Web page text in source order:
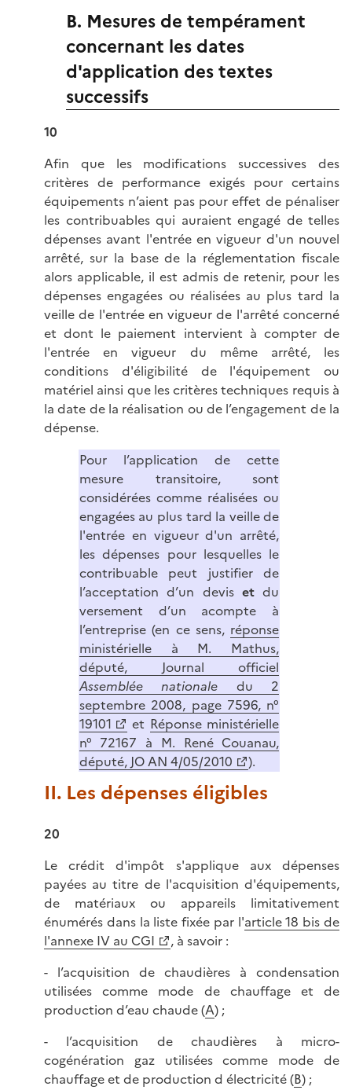
B. Mesures de tempérament
concernant les dates
d'application des textes
successifs
10
Afin que les modifications successives des
critères de performance exigés pour certains
équipements n’aient pas pour effet de pénaliser
les contribuables qui auraient engagé de telles
dépenses avant l'entrée en vigueur d'un nouvel
arrêté, sur la base de la réglementation fiscale
alors applicable, il est admis de retenir, pour les
dépenses engagées ou réalisées au plus tard la
veille de l'entrée en vigueur de l'arrêté concerné
et dont le paiement intervient à compter de
l'entrée en vigueur du même arrêté, les
conditions d'éligibilité de l'équipement ou
matériel ainsi que les critères techniques requis à
la date de la réalisation ou de l’engagement de la
dépense.
Pour l’application de cette
mesure transitoire, sont
considérées comme réalisées ou
engagées au plus tard la veille de
l'entrée en vigueur d'un arrêté,
les dépenses pour lesquelles le
contribuable peut justifier de
l’acceptation d’un devis etdu
versement d’un acompte à
l’entreprise (en ce sens, réponse
ministérielle à M. Mathus,
député, Journal officiel
Assemblée
nationale du 2
septembre 2008, page 7596, n°
19101
et Réponse ministérielle
n° 72167 à M. René Couanau,
député, JO AN 4/05/2010
).
II. Les dépenses éligibles
20
Le crédit d'impôt s'applique aux dépenses
payées au titre de l'acquisition d'équipements,
de matériaux ou appareils limitativement
énumérés dans la liste fixée par l'article 18 bis de
l'annexe IV au CGI
, à savoir :
- l’acquisition de chaudières à condensation
utilisées comme mode de chauffage et de
production d’eau chaude (A) ;
- l’acquisition de chaudières à micro-
cogénération gaz utilisées comme mode de
chauffage et de production d électricité (B) ;